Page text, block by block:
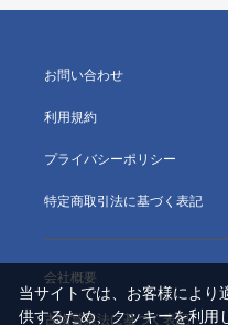
お問い合わせ
利用規約
プライバシーポリシー
特定商取引法に基づく表記
会社概要
古物営業法に基づく表記
当サイトでは、お客様により
供するため、クッキーを